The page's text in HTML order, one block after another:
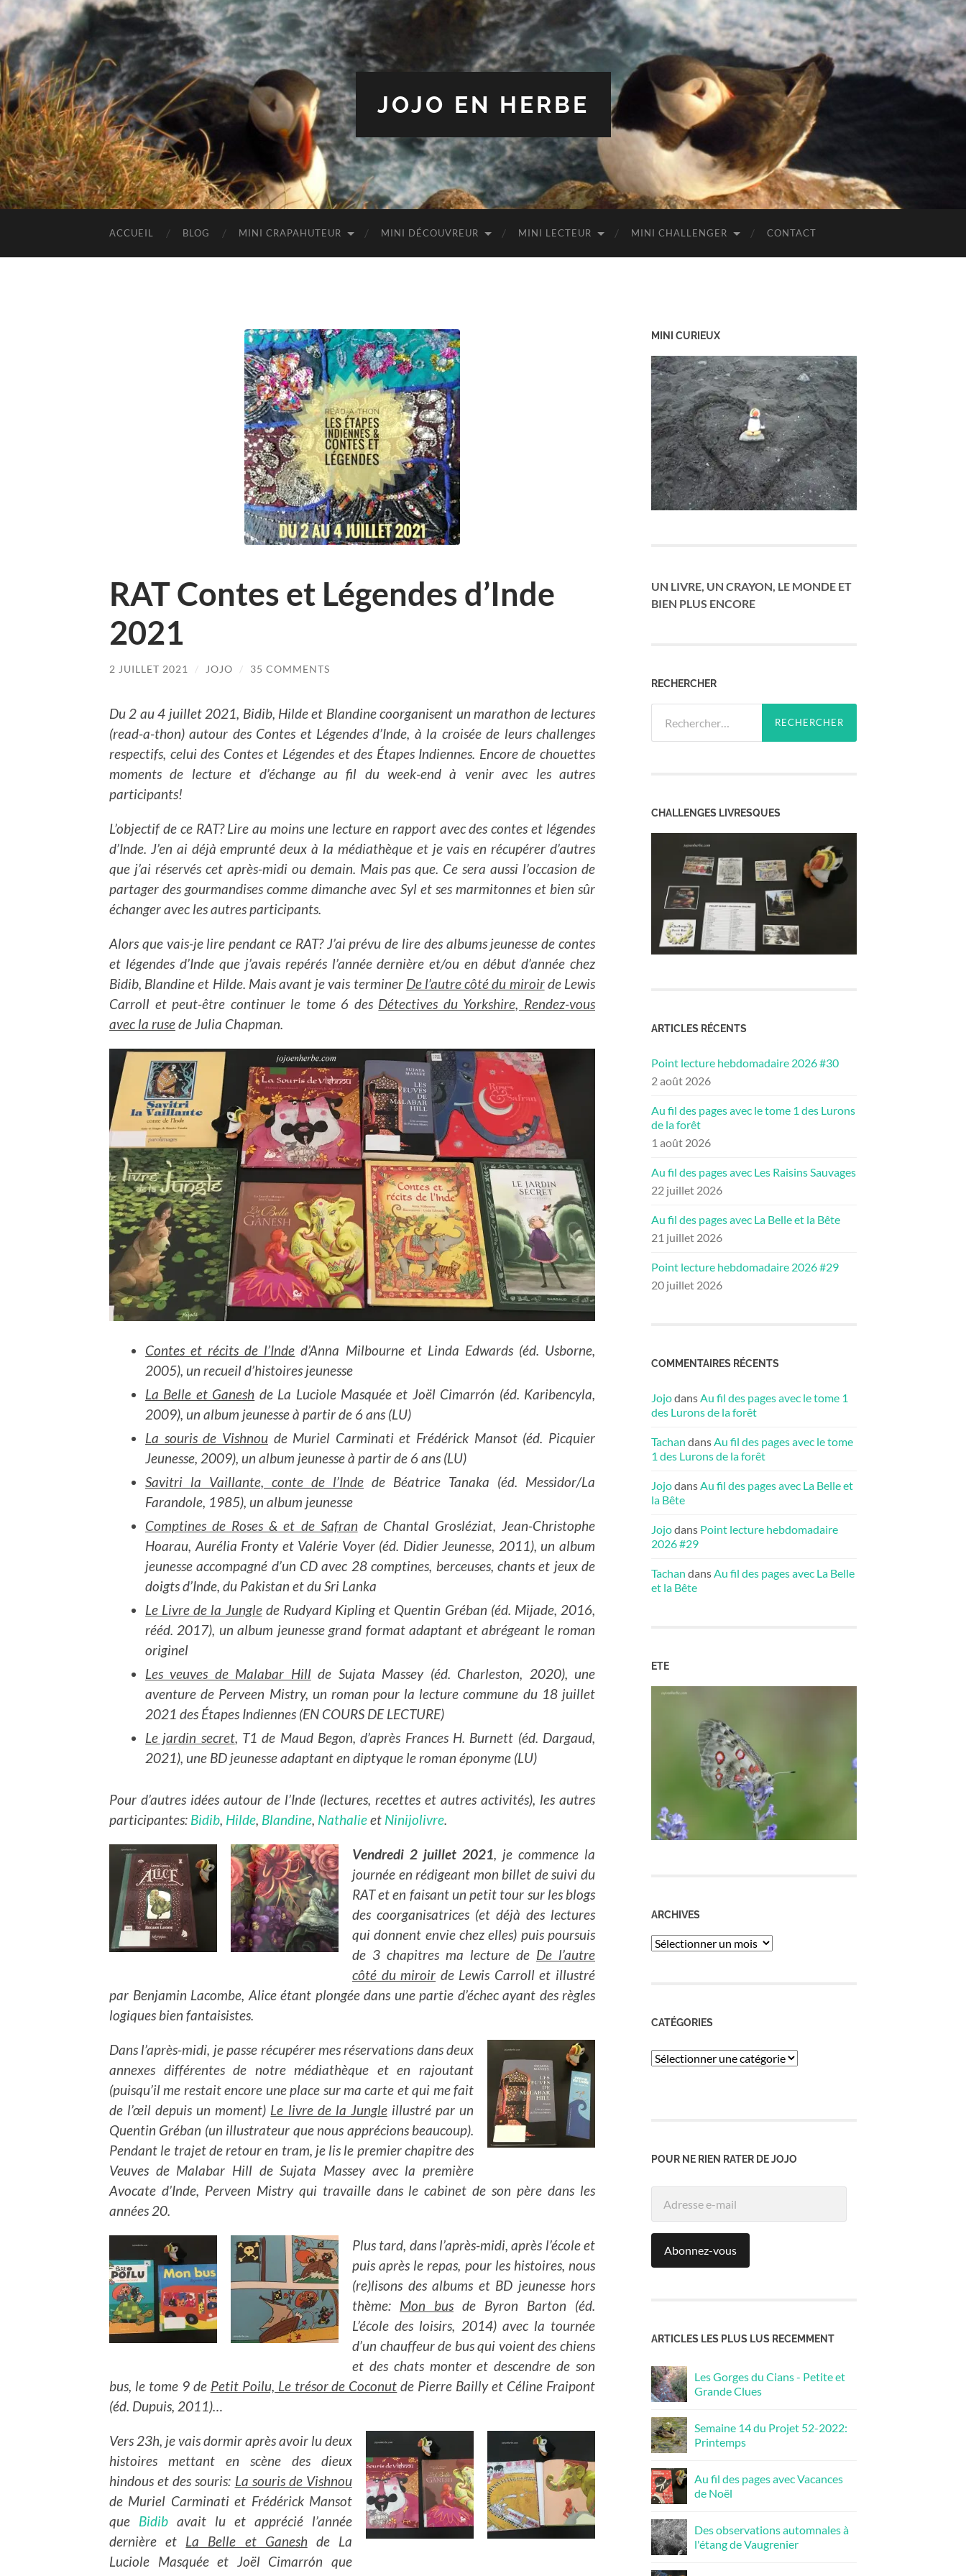
JOJO EN HERBE
ACCUEIL BLOG MINI CRAPAHUTEUR MINI DÉCOUVREUR MINI LECTEUR MINI CHALLENGER CONTACT
RAT Contes et Légendes d’Inde
2021
2 JUILLET 2021 / JOJO / 35 COMMENTS
Du 2 au 4 juillet 2021, Bidib, Hilde et Blandine coorganisent un marathon de lectures
(read-a-thon) autour des Contes et Légendes d’Inde, à la croisée de leurs challenges
respectifs, celui des Contes et Légendes et des Étapes Indiennes. Encore de chouettes
moments de lecture et d’échange au fil du week-end à venir avec les autres
participants!
L’objectif de ce RAT? Lire au moins une lecture en rapport avec des contes et légendes
d’Inde. J’en ai déjà emprunté deux à la médiathèque et je vais en récupérer d’autres
que j’ai réservés cet après-midi ou demain. Mais pas que. Ce sera aussi l’occasion de
partager des gourmandises comme dimanche avec Syl et ses marmitonnes et bien sûr
échanger avec les autres participants.
Alors que vais-je lire pendant ce RAT? J’ai prévu de lire des albums jeunesse de contes
et légendes d’Inde que j’avais repérés l’année dernière et/ou en début d’année chez
Bidib, Blandine et Hilde. Mais avant je vais terminer De l’autre côté du miroirde Lewis
Carroll et peut-être continuer le tome 6 des Détectives du Yorkshire, Rendez-vous
avec la rusede Julia Chapman.
Contes et récits de l’Inde d’Anna Milbourne et Linda Edwards (éd. Usborne,
2005), un recueil d’histoires jeunesse
La Belle et Ganesh de La Luciole Masquée et Joël Cimarrón (éd. Karibencyla,
2009), un album jeunesse à partir de 6 ans (LU)
La souris de Vishnoude Muriel Carminati et Frédérick Mansot (éd. Picquier
Jeunesse, 2009), un album jeunesse à partir de 6 ans (LU)
Savitri la Vaillante, conte de l’Inde de Béatrice Tanaka (éd. Messidor/La
Farandole, 1985), un album jeunesse
Comptines de Roses & et de Safran de Chantal Grosléziat, Jean-Christophe
Hoarau, Aurélia Fronty et Valérie Voyer (éd. Didier Jeunesse, 2011), un album
jeunesse accompagné d’un CD avec 28 comptines, berceuses, chants et jeux de
doigts d’Inde, du Pakistan et du Sri Lanka
Le Livre de la Junglede Rudyard Kipling et Quentin Gréban (éd. Mijade, 2016,
rééd. 2017), un album jeunesse grand format adaptant et abrégeant le roman
originel
Les veuves de Malabar Hillde Sujata Massey (éd. Charleston, 2020), une
aventure de Perveen Mistry, un roman pour la lecture commune du 18 juillet
2021 des Étapes Indiennes (EN COURS DE LECTURE)
Le jardin secret, T1 de Maud Begon, d’après Frances H. Burnett (éd. Dargaud,
2021), une BD jeunesse adaptant en diptyque le roman éponyme (LU)
Pour d’autres idées autour de l’Inde (lectures, recettes et autres activités), les autres
participantes: Bidib, Hilde, Blandine, Nathalieet Ninijolivre.
Vendredi 2 juillet 2021, je commence la
journée en rédigeant mon billet de suivi du
RAT et en faisant un petit tour sur les blogs
des coorganisatrices (et déjà des lectures
qui donnent envie chez elles) puis poursuis
de 3 chapitres ma lecture de De l’autre
côté du miroir de Lewis Carroll et illustré
par Benjamin Lacombe, Alice étant plongée dans une partie d’échec ayant des règles
logiques bien fantaisistes.
Dans l’après-midi, je passe récupérer mes réservations dans deux
annexes différentes de notre médiathèque et en rajoutant
(puisqu’il me restait encore une place sur ma carte et qui me fait
de l’œil depuis un moment) Le livre de la Jungleillustré par un
Quentin Gréban (un illustrateur que nous apprécions beaucoup).
Pendant le trajet de retour en tram, je lis le premier chapitre des
Veuves de Malabar Hill de Sujata Massey avec la première
Avocate d’Inde, Perveen Mistry qui travaille dans le cabinet de son père dans les
années 20.
Plus tard, dans l’après-midi, après l’école et
puis après le repas, pour les histoires, nous
(re)lisons des albums et BD jeunesse hors
thème: Mon bus de Byron Barton (éd.
L’école des loisirs, 2014) avec la tournée
d’un chauffeur de bus qui voient des chiens
et des chats monter et descendre de son
bus, le tome 9 de Petit Poilu, Le trésor de Coconut de Pierre Bailly et Céline Fraipont
(éd. Dupuis, 2011)…
Vers 23h, je vais dormir après avoir lu deux
histoires mettant en scène des dieux
hindous et des souris: La souris de Vishnou
de Muriel Carminati et Frédérick Mansot
que Bidib avait lu et apprécié l’année
dernière et La Belle et Ganesh de La
Luciole Masquée et Joël Cimarrón que
MINI CURIEUX
UN LIVRE, UN CRAYON, LE MONDE ET
BIEN PLUS ENCORE
RECHERCHER
CHALLENGES LIVRESQUES
ARTICLES RÉCENTS
Point lecture hebdomadaire 2026 #30
2 août 2026
Au fil des pages avec le tome 1 des Lurons
de la forêt
1 août 2026
Au fil des pages avec Les Raisins Sauvages
22 juillet 2026
Au fil des pages avec La Belle et la Bête
21 juillet 2026
Point lecture hebdomadaire 2026 #29
20 juillet 2026
COMMENTAIRES RÉCENTS
JojodansAu fil des pages avec le tome 1
des Lurons de la forêt
Tachan dansAu fil des pages avec le tome
1 des Lurons de la forêt
JojodansAu fil des pages avec La Belle et
la Bête
Jojodans Point lecture hebdomadaire
2026 #29
Tachan dansAu fil des pages avec La Belle
et la Bête
ETE
ARCHIVES
ARCHIVES
CATÉGORIES
Catégories
POUR NE RIEN RATER DE JOJO
Abonnez-vous
ARTICLES LES PLUS LUS RECEMMENT
Les Gorges du Cians - Petite et
Grande Clues
Semaine 14 du Projet 52-2022:
Printemps
Au fil des pages avec Vacances
de Noël
Des observations automnales à
l'étang de Vaugrenier